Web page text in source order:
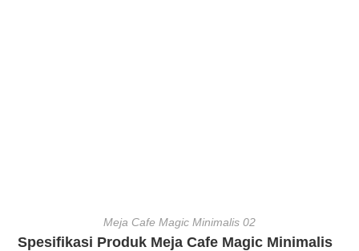
Meja Cafe Magic Minimalis 02
Spesifikasi Produk Meja Cafe Magic Minimalis